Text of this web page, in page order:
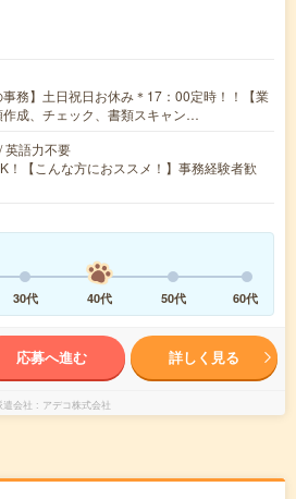
事務】土日祝日お休み＊17：00定時！！【業
成、チェック、書類スキャン…
英語力不要
！【こんな方におススメ！】事務経験者歓
30代 40代 50代 60代
応募へ進む 詳しく見る
遣会社 アデコ株式会社